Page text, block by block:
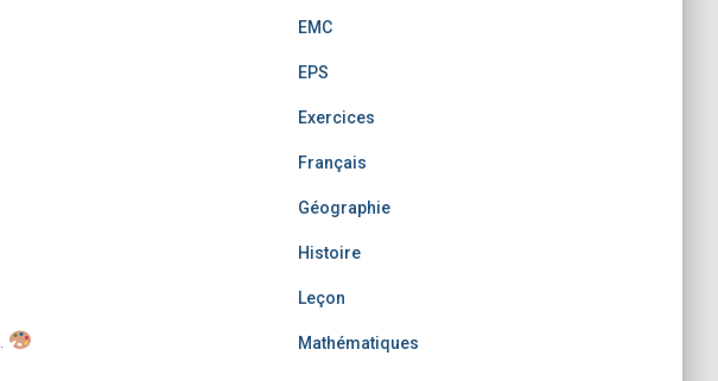
EMC
EPS
Exercices
Français
Géographie
Histoire
Leçon
Mathématiques